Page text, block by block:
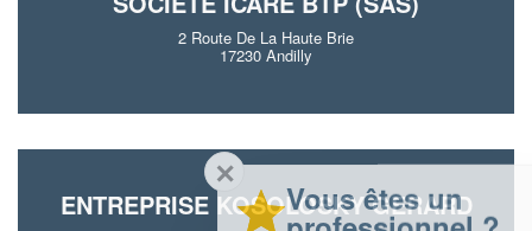
2 Route De La Haute Brie
17230 Andilly
ENTREPRISE KOSOLOSKY GERARD
Vous êtes un